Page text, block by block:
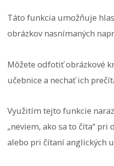
Táto funkcia umožňuje
obrázkov nasnímaných
Môžete odfotiť obrázkové
učebnice a nechať ich
Využitím tejto funkcie
„neviem, ako sa to číta“
alebo pri čítaní anglických